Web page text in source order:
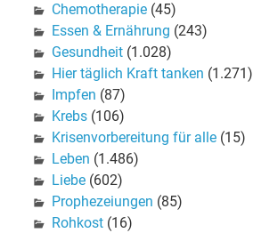
Chemotherapie(45)
Essen & Ernährung (243)
Gesundheit(1.028)
Hier täglich Kraft tanken (1.271)
Impfen (87)
Krebs(106)
Krisenvorbereitung für alle(15)
Leben (1.486)
Liebe(602)
Prophezeiungen (85)
Rohkost(16)